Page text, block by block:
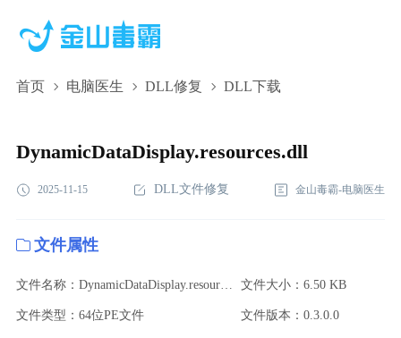
首页 电脑医生 DLL修复 DLL下载
DynamicDataDisplay.resources.dll,DynamicDataDisplay.resources.dll
DynamicDataDisplay.resources.dll
2025-11-15 DLL文件修复 金山毒霸-电脑医生
文件属性
文件名称：DynamicDataDisplay.resources.dll 文件大小：6.50 KB
文件类型：64位PE文件 文件版本：0.3.0.0